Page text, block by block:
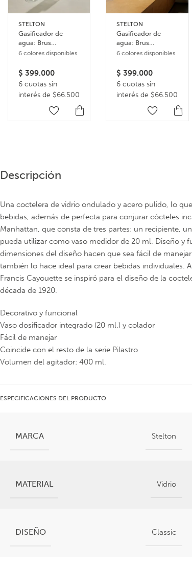
STELTON
Gasificador de
agua: Brus
Carbonator – Beige
6 colores disponibles
$ 399.000
6 cuotas sin
interés de $66.500
STELTON
Gasificador de
agua: Brus
Carbonator –
6 colores disponibles
$ 399.000
6 cuotas sin
interés de $66.500
Descripción
Una coctelera de vidrio ondulado y acero pulido, lo
bebidas, además de perfecta para conjurar cócteles
Manhattan, que consta de tres partes: un recipiente,
pueda utilizar como vaso medidor de 20 ml. Diseño y
dimensiones del diseño hacen que sea fácil de
también lo hace ideal para crear bebidas individuales.
Francis Cayouette se inspiró para el diseño de la
década de 1920.
Decorativo y funcional
Vaso dosificador integrado (20 ml.) y colador
Fácil de manejar
Coincide con el resto de la serie Pilastro
Volumen del agitador: 400 ml.
ESPECIFICACIONES DEL PRODUCTO
MARCA Stelton
MATERIAL Vidrio
DISEÑO Classic